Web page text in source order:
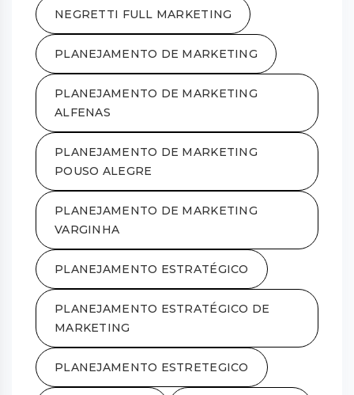
NEGRETTI FULL MARKETING
PLANEJAMENTO DE MARKETING
PLANEJAMENTO DE MARKETING
ALFENAS
PLANEJAMENTO DE MARKETING
POUSO ALEGRE
PLANEJAMENTO DE MARKETING
VARGINHA
PLANEJAMENTO ESTRATÉGICO
PLANEJAMENTO ESTRATÉGICO DE
MARKETING
PLANEJAMENTO ESTRETEGICO